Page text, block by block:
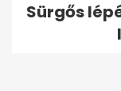
Sürgős